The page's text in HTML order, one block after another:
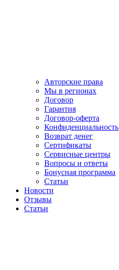
Авторские права
Мы в регионах
Договор
Гарантия
Договор-оферта
Конфиденциальность
Возврат денег
Сертификаты
Сервисные центры
Вопросы и ответы
Бонусная программа
Статьи
Новости
Отзывы
Статьи